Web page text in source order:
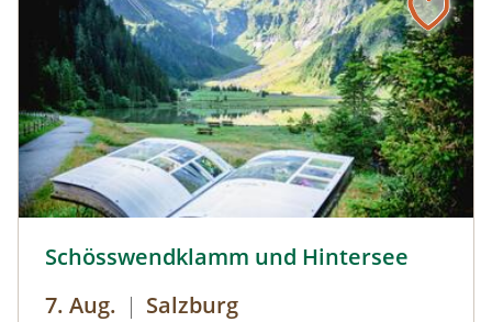
Kaffeepause im Nationalpark Pavillon
Gstatterboden möglich (nicht im Preis
inkludiert, muss selbst organisiert
werden).Wetterfeste Bekleidung und festes
Schuhwerk für Zwischenstopps ist
empfehlenswert.
Schösswendklamm und Hintersee
7. Aug. | Salzburg